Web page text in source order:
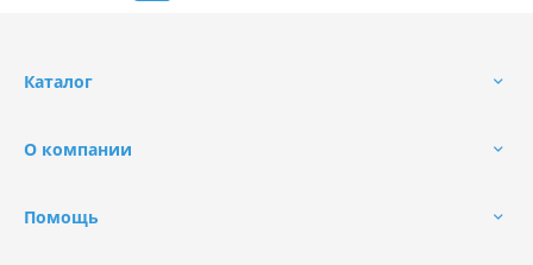
Каталог
О компании
Помощь